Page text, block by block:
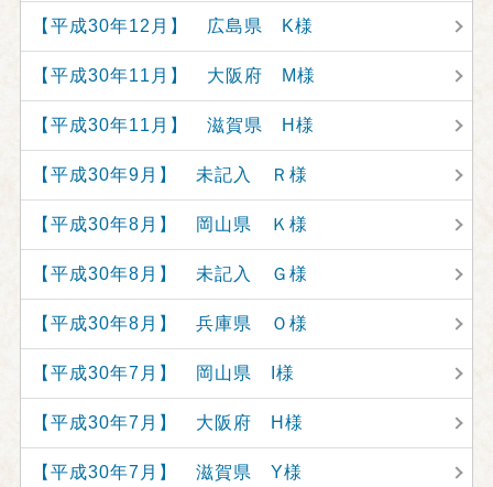
【平成30年12月】 広島県 K様
【平成30年11月】 大阪府 M様
【平成30年11月】 滋賀県 H様
【平成30年9月】 未記入 Ｒ様
【平成30年8月】 岡山県 Ｋ様
【平成30年8月】 未記入 Ｇ様
【平成30年8月】 兵庫県 Ｏ様
【平成30年7月】 岡山県 I様
【平成30年7月】 大阪府 H様
【平成30年7月】 滋賀県 Y様